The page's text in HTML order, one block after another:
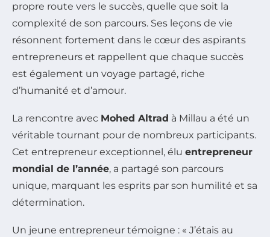
propre route vers le succès, quelle que soit la
complexité de son parcours. Ses leçons de vie
résonnent fortement dans le cœur des aspirants
entrepreneurs et rappellent que chaque succès
est également un voyage partagé, riche
d’humanité et d’amour.
La rencontre avec Mohed Altrad à Millau a été un
véritable tournant pour de nombreux participants.
Cet entrepreneur exceptionnel, élu entrepreneur
mondial de l’année, a partagé son parcours
unique, marquant les esprits par son humilité et sa
détermination.
Un jeune entrepreneur témoigne : « J’étais au